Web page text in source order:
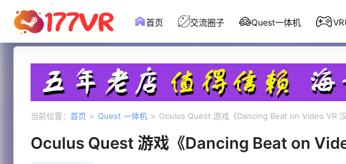
首页 交流圈子 Quest一体机
当前位置： 首页 > Quest 一体机 > Oculus Quest 游戏《Dancing Beat on Video VR
Oculus Quest 游戏《Dancing Beat on